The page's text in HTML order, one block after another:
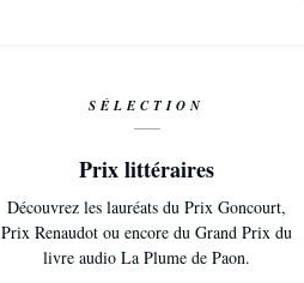
SÉLECTION
Prix littéraires
Découvrez les lauréats du Prix Goncourt,
Prix Renaudot ou encore du Grand Prix du
livre audio La Plume de Paon.